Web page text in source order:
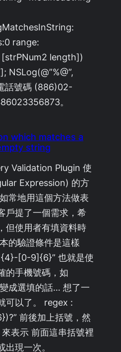
range:
[strPNum2 length])
NSLog(@”%@”,
話號碼 (886)02-
。
which matches a
string
Validation Plugin 使
Expression) 的方
常地用這個方法做表
戶提了一個需求，希
但使用者有填資料時
的驗證條件是這樣
[0-9]{6}” 也就是使
的手機號碼，如
成選填的話… 想了一
可以了。 regex :
前後加上括號，然
表示 前面這串括號裡
現一次。